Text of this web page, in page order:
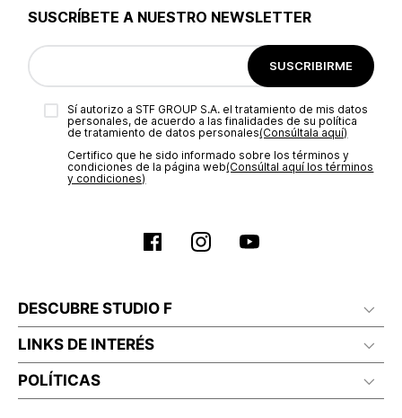
Sin duda, lasbolsas de hombro para damason atemporales, versátiles y se
tus favoritas, pídelas online y disfruta de los envíos gratuitos por compras
superiores a 1,499MX!
SUSCRÍBETE A NUESTRO NEWSLETTER
SUSCRIBIRME
Sí autorizo a STF GROUP S.A. el tratamiento de mis datos
personales, de acuerdo a las finalidades de su política
de tratamiento de datos personales‎(Consúltala aquí)
Certifico que he sido informado sobre los términos y
condiciones de la página web‎(Consúltal aquí los términos
y condiciones)
DESCUBRE STUDIO F
LINKS DE INTERÉS
POLÍTICAS